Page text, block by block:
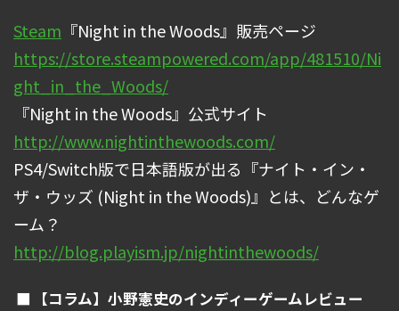
Steam 『Night in the Woods』販売ページ
https://store.steampowered.com/app/481510/Ni
ght_in_the_Woods/
『Night in the Woods』公式サイト
http://www.nightinthewoods.com/
PS4/Switch版で日本語版が出る『ナイト・イン・
ザ・ウッズ (Night in the Woods)』とは、どんなゲ
ーム？
http://blog.playism.jp/nightinthewoods/
【コラム】小野憲史のインディーゲームレビュー